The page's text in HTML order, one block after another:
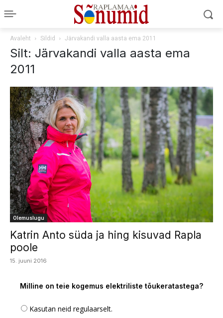
Avaleht Sildid Järvakandi valla aasta ema 2011
Silt: Järvakandi valla aasta ema
2011
Olemuslugu
Katrin Anto süda ja hing kisuvad Rapla
poole
15. juuni 2016
Milline on teie kogemus elektriliste tõukeratastega?
Kasutan neid regulaarselt.